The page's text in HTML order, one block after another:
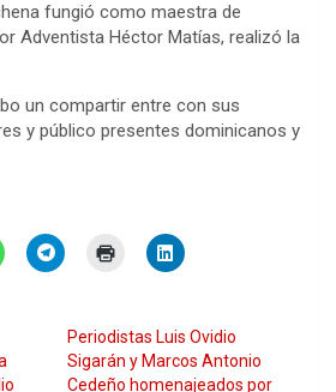
fungió como maestra de
Adventista Héctor Matías, realizó la
un compartir entre con sus
y público presentes dominicanos y
H H
a
i
c
p
a
H
a
c
p
a
Periodistas Luis Ovidio
Sigarán y Marcos Antonio
Cedeño homenajeados por